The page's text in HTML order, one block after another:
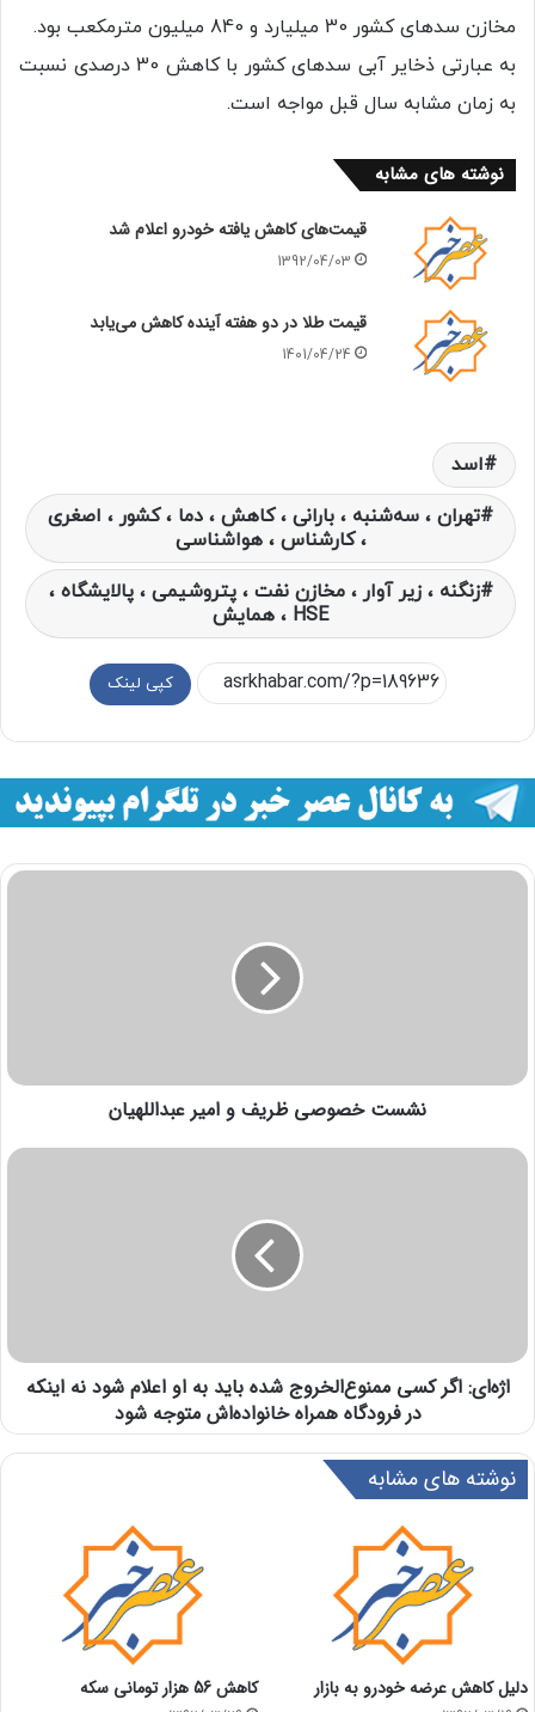
مخازن سدهای کشور 30 میلیارد و 840 میلیون مترمکعب بود.
به عبارتی ذخایر آبی سدهای کشور با کاهش 30 درصدی نسبت
به زمان مشابه سال قبل مواجه است.
نوشته های مشابه
قیمت‌های کاهش یافته خودرو اعلام شد
1392/04/03
قیمت‌ طلا در دو هفته آینده کاهش می‌یابد
1401/04/24
اسد
تهران ، سه‌شنبه ، بارانی ، کاهش ، دما ، کشور ، اصغری
، کارشناس ، هواشناسی
زنگنه ، زیر آوار ، مخازن نفت ، پتروشیمی ، پالایشگاه ،
HSE ، همایش
کپی لینک
نشست خصوصی ظریف و امیر عبداللهیان
اژه‌ای: اگر کسی ممنوع‌الخروج شده باید به او اعلام شود نه اینکه
در فرودگاه همراه خانواده‌اش متوجه شود
نوشته های مشابه
دلیل کاهش عرضه خودرو به بازار کاهش 56 هزار تومانی سکه